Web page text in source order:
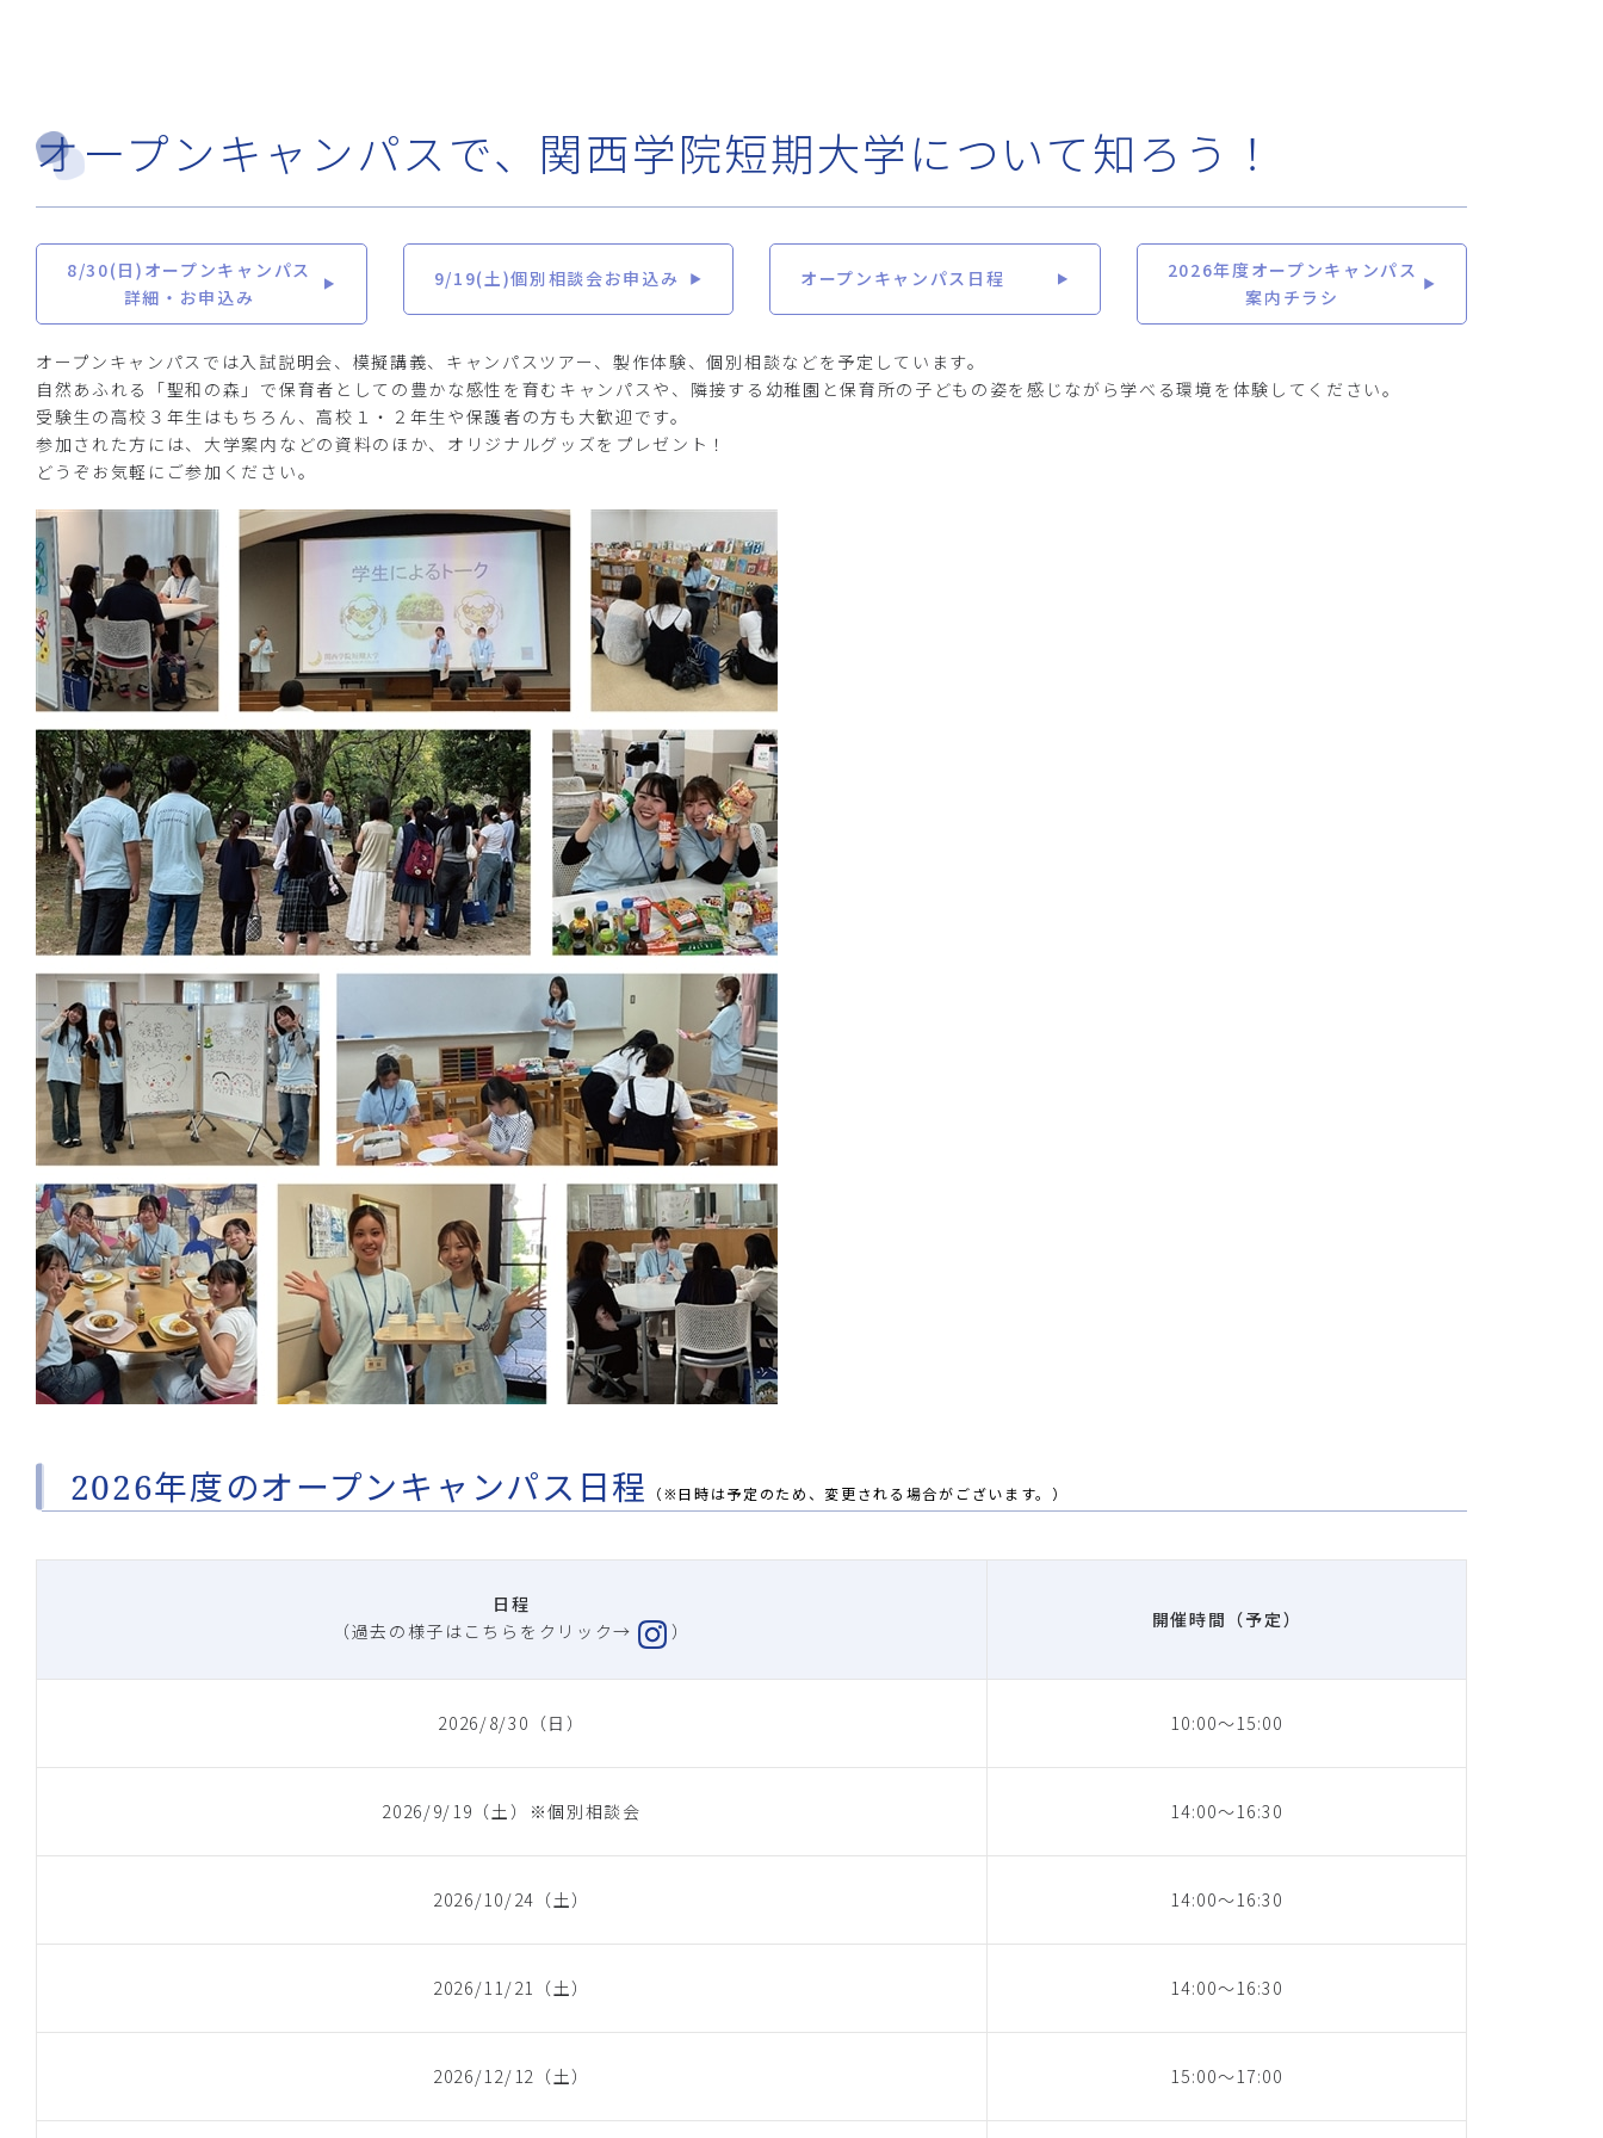
オープンキャンパスで、関西学院短期大学について知ろう！
8/30(日)オープンキャンパス
詳細・お申込み
9/19(土)個別相談会お申込み オープンキャンパス日程
2026年度オープンキャンパス
案内チラシ
オープンキャンパスでは入試説明会、模擬講義、キャンパスツアー、製作体験、個別相談などを予定しています。
自然あふれる「聖和の森」で保育者としての豊かな感性を育むキャンパスや、隣接する幼稚園と保育所の子どもの姿を感じながら学べる環境を体験してください。
受験生の高校３年生はもちろん、高校１・２年生や保護者の方も大歓迎です。
参加された方には、大学案内などの資料のほか、オリジナルグッズをプレゼント！
どうぞお気軽にご参加ください。
2026年度のオープンキャンパス日程 （※日時は予定のため、変更される場合がございます。）
日程
（過去の様子はこちらをクリック→
） 開催時間（予定）
2026/8/30（日） 10:00～15:00
2026/9/19（土）※個別相談会 14:00～16:30
2026/10/24（土） 14:00～16:30
2026/11/21（土） 14:00～16:30
2026/12/12（土） 15:00～17:00